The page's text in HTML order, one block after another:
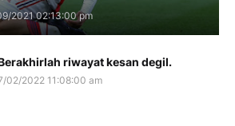
2021 02:13:00 pm
riwayat kesan degil.
02/2022 11:08:00 am